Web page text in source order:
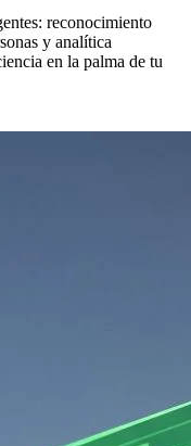
reconocimiento
y analítica
en la palma de tu